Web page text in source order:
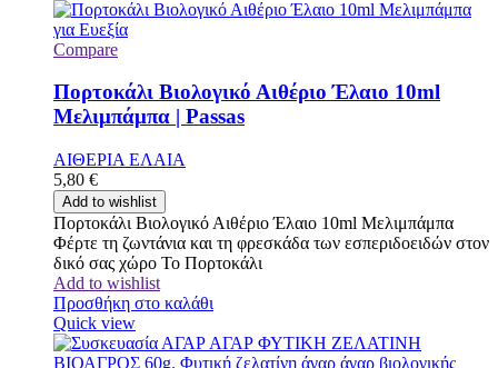
Compare
Πορτοκάλι Βιολογικό Αιθέριο Έλαιο 10ml
Μελιμπάμπα | Passas
ΑΙΘΕΡΙΑ ΕΛΑΙΑ
5,80 €
Add to wishlist
Πορτοκάλι Βιολογικό Αιθέριο Έλαιο 10ml Μελιμπάμπα
Φέρτε τη ζωντάνια και τη φρεσκάδα των εσπεριδοειδών στον
δικό σας χώρο Το Πορτοκάλι
Add to wishlist
Προσθήκη στο καλάθι
Quick view